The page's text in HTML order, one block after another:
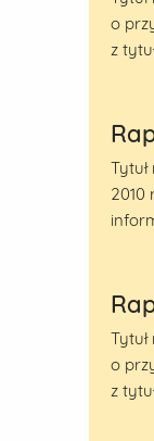
o
z
2010
o
z